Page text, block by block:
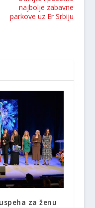
najbolje zabavne
parkove uz Er Srbiju
za ženu